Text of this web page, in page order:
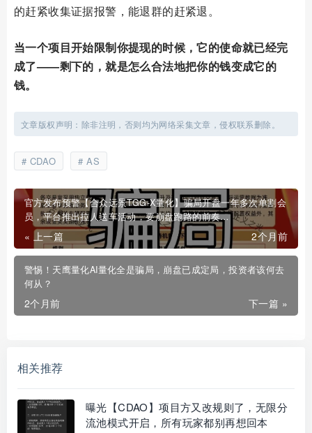
的赶紧收集证据报警，能退群的赶紧退。
当一个项目开始限制你提现的时候，它的使命就已经完
成了——剩下的，就是怎么合法地把你的钱变成它的
钱。
文章版权声明：除非注明，否则均为网络采集文章，侵权联系删除。
CDAO AS
官方发布预警【合众远景TGG-X量化】骗局开盘一年多次单割会
员，平台推出拉人送车活动，要崩盘跑路的前奏…
« 上一篇 2个月前
警惕！天鹰量化AI量化全是骗局，崩盘已成定局，投资者该何去
何从？
下一篇 »
2个月前
相关推荐
曝光【CDAO】项目方又改规则了，无限分
流池模式开启，所有玩家都别再想回本